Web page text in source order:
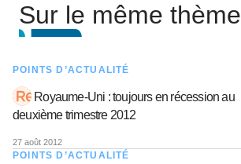
Sur le même thème
POINTS D’ACTUALITÉ
Royaume-Uni : toujours en récession au
deuxième trimestre 2012
27 août 2012
POINTS D’ACTUALITÉ